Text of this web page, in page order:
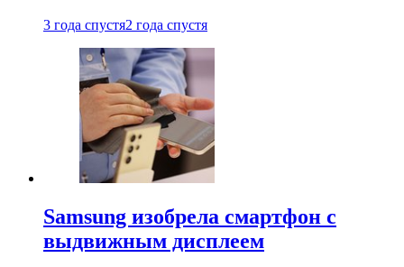
3 года спустя2 года спустя
Samsung изобрела смартфон с
выдвижным дисплеем